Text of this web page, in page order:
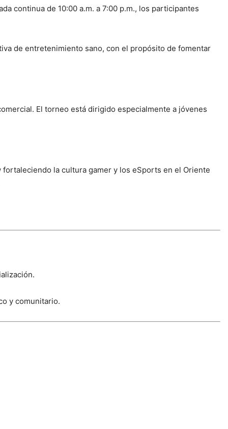
continua de 10:00 a.m. a 7:00 p.m., los participantes
de entretenimiento sano, con el propósito de fomentar
El torneo está dirigido especialmente a jóvenes
la cultura gamer y los eSports en el Oriente
y comunitario.